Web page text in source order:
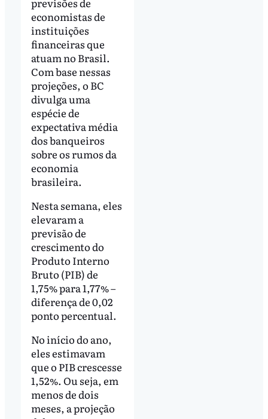
economistas de
instituições
financeiras que
atuam no Brasil.
Com base nessas
projeções, o BC
divulga uma
espécie de
expectativa média
dos banqueiros
sobre os rumos da
economia
brasileira.
Nesta semana, eles
elevaram a
previsão de
crescimento do
Produto Interno
Bruto (PIB) de
1,75% para 1,77% –
diferença de 0,02
ponto percentual.
No início do ano,
eles estimavam
que o PIB crescesse
1,52%. Ou seja, em
menos de dois
meses, a projeção